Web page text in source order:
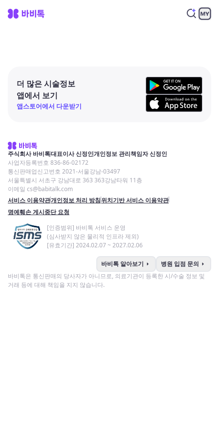
더 많은 시술정보
앱에서 보기
앱스토어에서 다운받기
주식회사 바비톡대표이사 신정인개인정보 관리책임자 신정인
사업자등록번호 836-86-02172
통신판매업신고번호 2021-서울강남-03497
서울특별시 서초구 강남대로 363 363강남타워 11층
이메일 cs@babitalk.com
서비스 이용약관개인정보 처리 방침위치기반 서비스 이용약관
명예훼손 게시중단 요청
[인증범위] 바비톡 서비스 운영
(심사받지 않은 물리적 인프라 제외)
[유효기간] 2024.02.07 ~ 2027.02.06
바비톡 알아보기 arrow_right 병원 입점 문의 arrow_right
바비톡은 통신판매의 당사자가 아니므로, 의료기관이 등록한 시/수술 정보 및
거래 등에 대해 책임을 지지 않습니다.